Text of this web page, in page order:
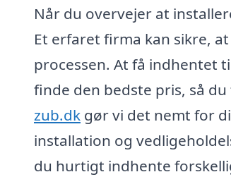
Når du overvejer at
Et erfaret firma kan sikre,
processen. At få indhentet
finde den bedste pris, så
zub.dk gør vi det nemt for
installation og
du hurtigt indhente